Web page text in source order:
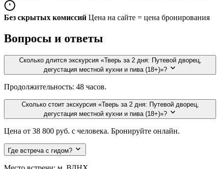
Без скрытых комиссий Цена на сайте = цена бронирования
Вопросы и ответы
Сколько длится экскурсия «Тверь за 2 дня: Путевой дворец,
дегустация местной кухни и пива (18+)»?
Продолжительность: 48 часов.
Сколько стоит экскурсия «Тверь за 2 дня: Путевой дворец,
дегустация местной кухни и пива (18+)»?
Цена от 38 800 руб. с человека. Бронируйте онлайн.
Где встреча с гидом?